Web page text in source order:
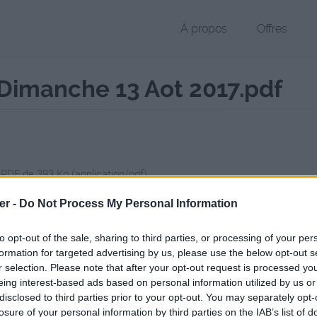
- Do Not Process My Personal Information
opt-out of the sale, sharing to third parties, or processing of your
for targeted advertising by us, please use the below opt-out
selection. Please note that after your opt-out request is processed
interest-based ads based on personal information utilized by us
to third parties prior to your opt-out. You may separately
of your personal information by third parties on the IAB’s list of
À propos Offres
13 Aot 2017.pdf
de 393 Ko (application/pdf)
page de téléchargement a été vue 901 fois depuis l'envoi du
fichier.fr/2017/08/13/altrad-le-journal-du-dimanche-13-
Journal du Dimanche 13 Aot